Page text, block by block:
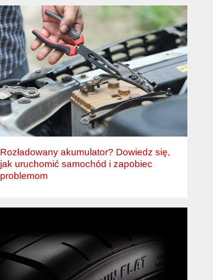
Rozładowany akumulator? Dowiedz się,
jak uruchomić samochód i zapobiec
problemom